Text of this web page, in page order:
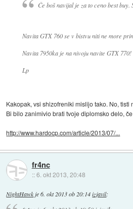
Če boš navijal je za to ceno best
Navita GTX 760 se v bistvu niti ne more
Navita 7950ka je na nivoju navite GTX 770!
Lp
Kakopak, vsi shizofreniki mislijo tako. No,
Bi bilo zanimivio brati tvoje diplomsko delo,
http://www.hardocp.com/article/2013/07/...
fr4nc
::6. okt 2013, 20:48
NightHawkje6. okt 2013 ob 20:14 izjavil: